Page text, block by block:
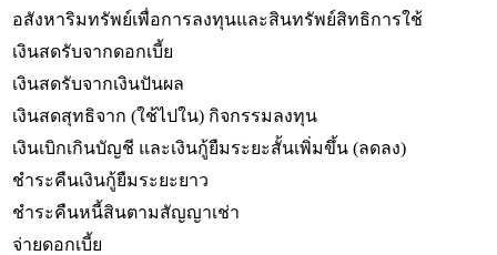
อสังหาริมทรัพย์เพื่อการลงทุนและสินทรัพย์สิทธิการใช้
เงินสดรับจากดอกเบี้ย
เงินสดรับจากเงินปันผล
เงินสดสุทธิจาก (ใช้ไปใน) กิจกรรมลงทุน
เงินเบิกเกินบัญชี และเงินกู้ยืมระยะสั้นเพิ่มขึ้น (ลดลง)
ชำระคืนเงินกู้ยืมระยะยาว
ชำระคืนหนี้สินตามสัญญาเช่า
จ่ายดอกเบี้ย